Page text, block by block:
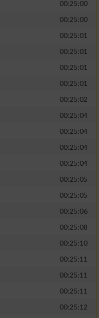
00:25:00
00:25:00
00:25:01
00:25:01
00:25:01
00:25:01
00:25:02
00:25:04
00:25:04
00:25:04
00:25:04
00:25:05
00:25:05
00:25:06
00:25:08
00:25:10
00:25:11
00:25:11
00:25:11
00:25:12